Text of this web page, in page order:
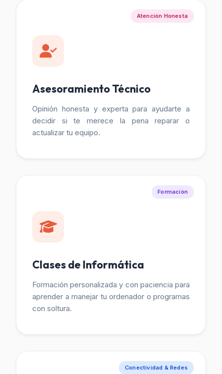
Atención Honesta
Asesoramiento Técnico
Opinión honesta y experta para ayudarte a
decidir si te merece la pena reparar o
actualizar tu equipo.
Formación
Clases de Informática
Formación personalizada y con paciencia para
aprender a manejar tu ordenador o programas
con soltura.
Conectividad & Redes